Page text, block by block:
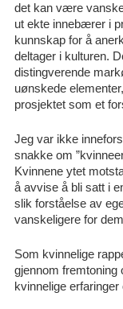
det kan være
ut ekte innebærer i
kunnskap for å
deltager i kulturen.
distingverende
uønskede
prosjektet som et
Jeg var ikke
snakke om
Kvinnene ytet
å avvise å bli satt i
slik forståelse av
vanskeligere for
Som kvinnelige
gjennom fremtoning
kvinnelige